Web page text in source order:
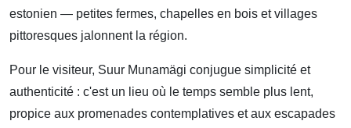
estonien — petites fermes, chapelles en bois et villages
pittoresques jalonnent la région.
Pour le visiteur, Suur Munamägi conjugue simplicité et
authenticité : c'est un lieu où le temps semble plus lent,
propice aux promenades contemplatives et aux escapades